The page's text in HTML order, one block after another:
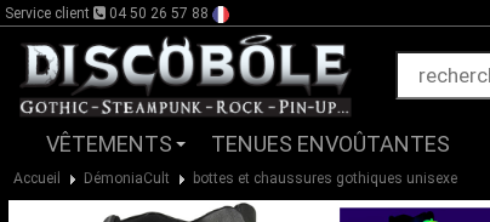
Service client 04 50 26 57 88
VÊTEMENTS TENUES ENVOÛTANTES
Accueil DémoniaCult bottes et chaussures gothiques unisexe